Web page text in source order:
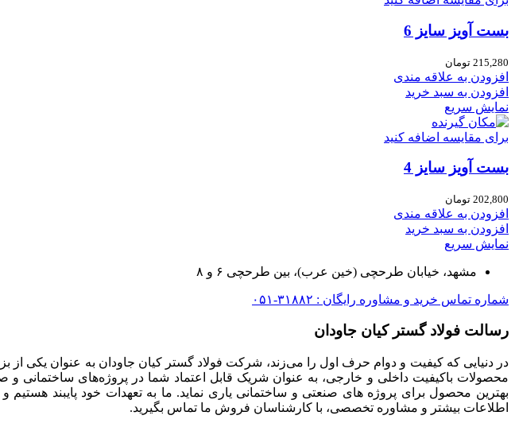
بست آویز سایز 6
215,280 تومان
افزودن به علاقه مندی
افزودن به سبد خرید
نمایش سریع
برای مقایسه اضافه کنید
بست آویز سایز 4
202,800 تومان
افزودن به علاقه مندی
افزودن به سبد خرید
نمایش سریع
مشهد، خیابان طرحچی (خین عرب)، بین طرحچی ۶ و ۸
شماره تماس خرید و مشاوره رایگان : ۳۱۸۸۲-۰۵۱
رسالت فولاد گستر کیان جاودان
در دنیایی که کیفیت و دوام حرف اول را می‌زند، شرکت فولاد گستر کیان جاودان به عنوان یکی
محصولات باکیفیت داخلی و خارجی، به عنوان شریک قابل اعتماد شما در پروژه‌های ساختمانی
بهترین محصول برای پروژه های صنعتی و ساختمانی یاری نماید. ما به تعهدات خود پایبند
اطلاعات بیشتر و مشاوره تخصصی، با کارشناسان فروش ما تماس بگیرید.